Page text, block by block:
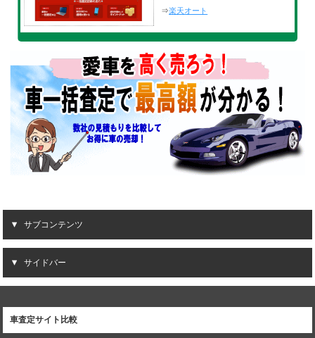
⇒楽天オート
サブコンテンツ
サイドバー
車査定サイト比較